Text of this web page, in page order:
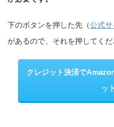
下のボタンを押した先（公式サ
があるので、それを押してくだ
クレジット決済で
ッ